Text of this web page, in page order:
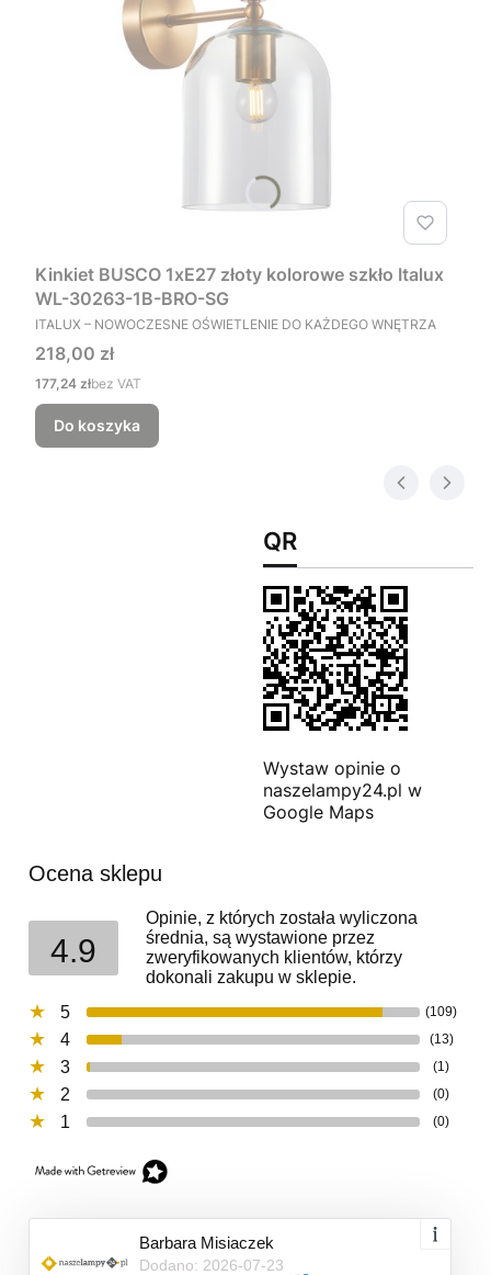
Kinkiet BUSCO 1xE27 złoty kolorowe szkło Italux
WL-30263-1B-BRO-SG
PRODUCENT
ITALUX – NOWOCZESNE OŚWIETLENIE DO KAŻDEGO WNĘTRZA
Cena
218,00 zł
Cena
177,24 złbez VAT
Do koszyka
QR
Wystaw opinie o
naszelampy24.pl w
Google Maps
Ocena sklepu
4.9
Opinie, z których została wyliczona
średnia, są wystawione przez
zweryfikowanych klientów, którzy
dokonali zakupu w sklepie.
5
(109)
4 (13)
3 (1)
2 (0)
1 (0)
Barbara Misiaczek
Dodano: 2026-07-23